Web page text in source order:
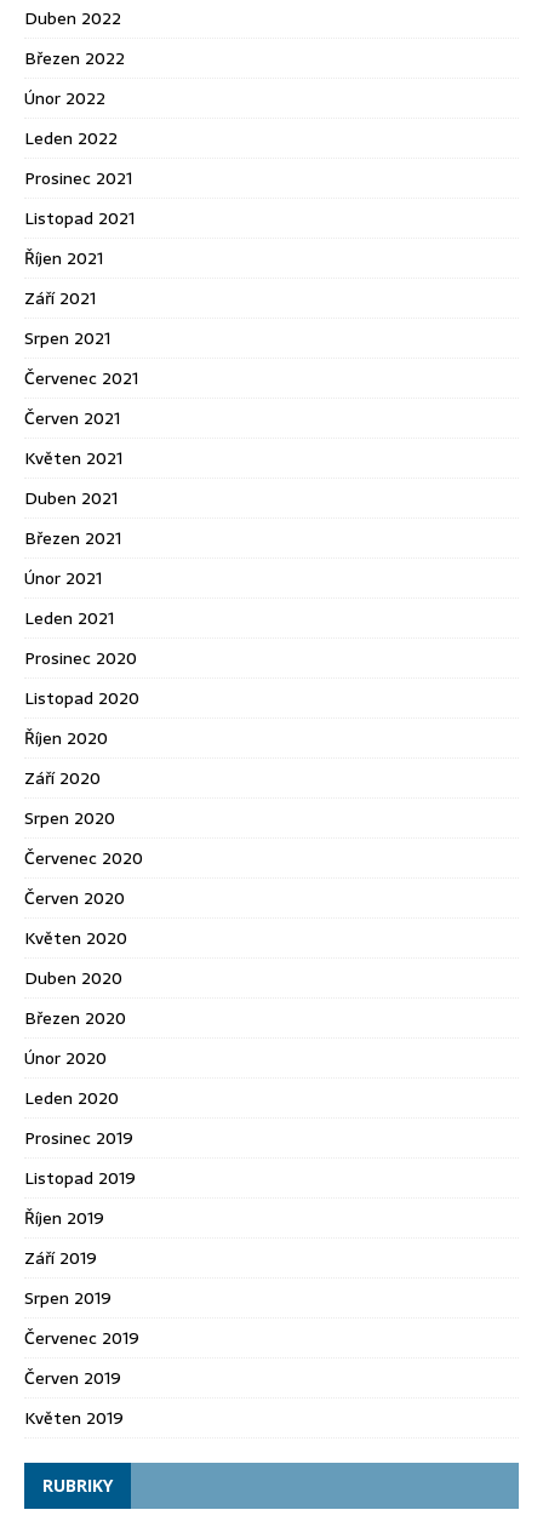
Duben 2022
Březen 2022
Únor 2022
Leden 2022
Prosinec 2021
Listopad 2021
Říjen 2021
Září 2021
Srpen 2021
Červenec 2021
Červen 2021
Květen 2021
Duben 2021
Březen 2021
Únor 2021
Leden 2021
Prosinec 2020
Listopad 2020
Říjen 2020
Září 2020
Srpen 2020
Červenec 2020
Červen 2020
Květen 2020
Duben 2020
Březen 2020
Únor 2020
Leden 2020
Prosinec 2019
Listopad 2019
Říjen 2019
Září 2019
Srpen 2019
Červenec 2019
Červen 2019
Květen 2019
RUBRIKY